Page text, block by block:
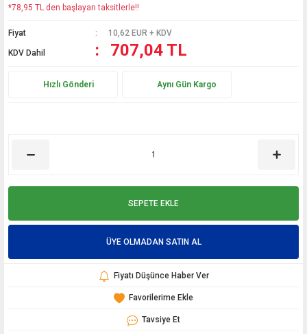
*78,95 TL den başlayan taksitlerle!!
Fiyat 10,62 EUR + KDV
KDV Dahil 707,04 TL
Hızlı Gönderi Aynı Gün Kargo
SEPETE EKLE
ÜYE OLMADAN SATIN AL
Fiyatı Düşünce Haber Ver
Tavsiye Et